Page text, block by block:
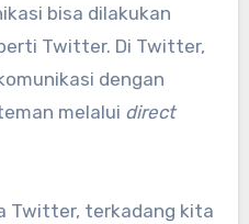
bisa dilakukan
Twitter. Di Twitter,
dengan
melalui direct
Twitter, terkadang kita